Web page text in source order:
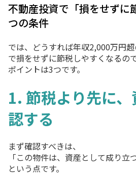
不動産投資で「損をせずに
つの条件
では、どうすれば年収2,000万円
で損をせずに節税しやすくなるの
ポイントは3つです。
1. 節税より先に
認する
まず確認すべきは、
「この物件は、資産として成り立
という点です。